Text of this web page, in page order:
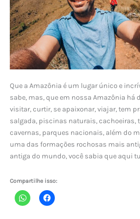
Que a Amazônia é um lugar único e
sabe, mas, que em nossa Amazônia há
visitar, curtir, se apaixonar, viajar, tem
salgada, piscinas naturais, cachoeiras,
cavernas, parques nacionais, além do
uma das formações rochosas mais
antiga do mundo, você sabia que aqui
Compartilhe isso: